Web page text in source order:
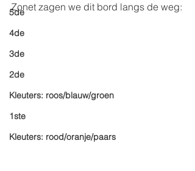
5de
4de
3de
2de
Kleuters: roos/blauw/groen
1ste
Kleuters: rood/oranje/paars
Zonet zagen we dit bord langs de weg: